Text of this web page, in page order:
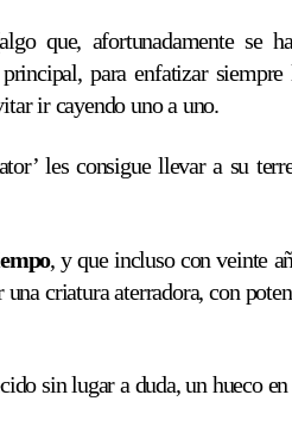
que, afortunadamente se
para enfatizar siempre
ir cayendo uno a uno.
les consigue llevar a su
, y que incluso con veinte
criatura aterradora, con
sin lugar a duda, un hueco